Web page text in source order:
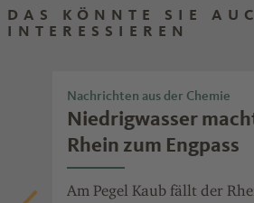
DAS KÖNNTE SIE
INTERESSIEREN
Nachrichten aus der Chemie
Niedrigwasser
Rhein zum Engpass
Am Pegel Kaub fällt der